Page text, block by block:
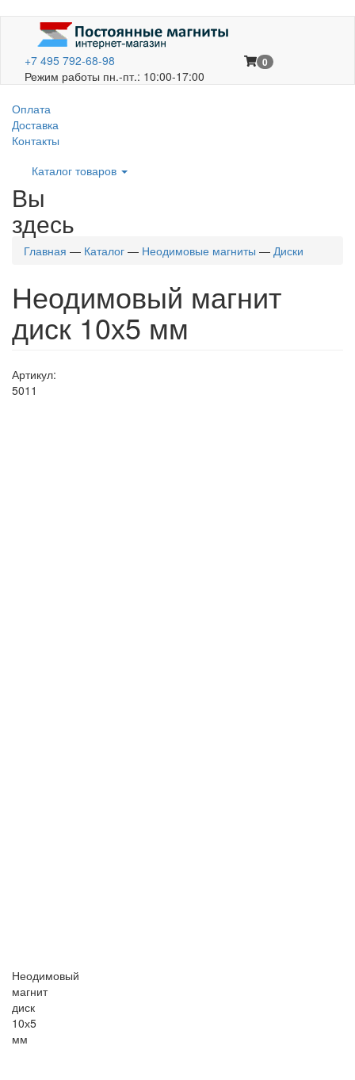
+7 495 792-68-98
Режим работы пн.-пт.: 10:00-17:00
0
Оплата
Доставка
Контакты
Каталог товаров
Вы
здесь
Главная — Каталог — Неодимовые магниты — Диски
Неодимовый магнит
диск 10х5 мм
Артикул:
5011
Неодимовый
магнит
диск
10х5
мм